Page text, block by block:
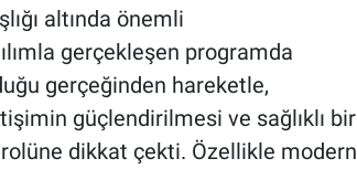
altında önemli
gerçekleşen programda
gerçeğinden hareketle,
güçlendirilmesi ve sağlıklı bir
rolüne dikkat çekti. Özellikle modern